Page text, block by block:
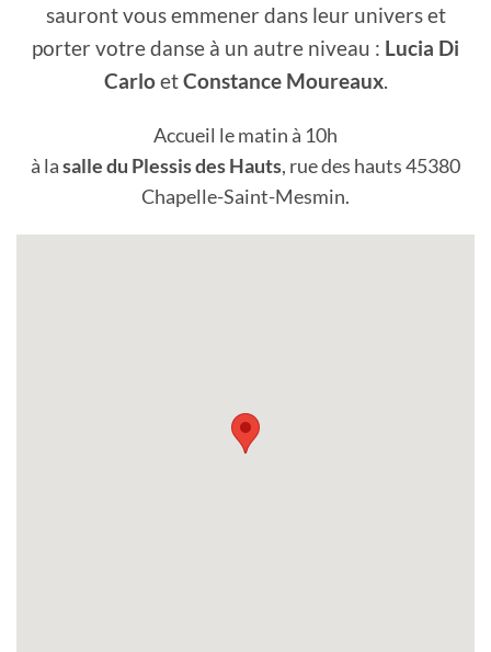
sauront vous emmener dans leur univers et
porter votre danse à un autre niveau : Lucia Di
CarloetConstance Moureaux.
Accueil le matin à 10h
à lasalle du Plessis des Hauts, rue des hauts 45380
Chapelle-Saint-Mesmin.